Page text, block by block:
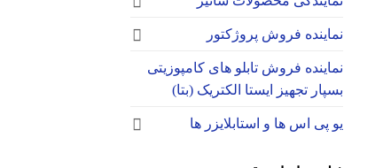
نماینده فروش پروژکتور
نماینده فروش تابلو های کامپوزیتی
بسپار تجهیز ایستا الکتریک (بتا)
یو پی اس ها و استابلایزر ها